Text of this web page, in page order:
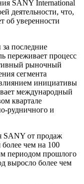
SANY International
деятельности, что,
об уверенности
последние
переживает процесс
рыночный
сегмента
инициативы
международный
квартале
рудничного и
SANY от продаж
более чем на 100
периодом прошлого
выросло более чем